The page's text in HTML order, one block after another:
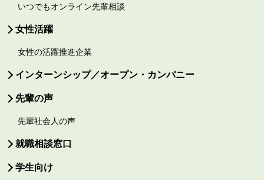
いつでもオンライン先輩相談
女性活躍
女性の活躍推進企業
インターンシップ／オープン・カンパニー
先輩の声
先輩社会人の声
就職相談窓口
学生向け